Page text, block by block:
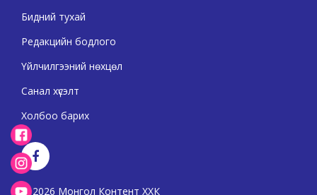
Бидний тухай
Редакцийн бодлого
Үйлчилгээний нөхцөл
Санал хүсэлт
Холбоо барих
2026 Монгол Контент ХХК